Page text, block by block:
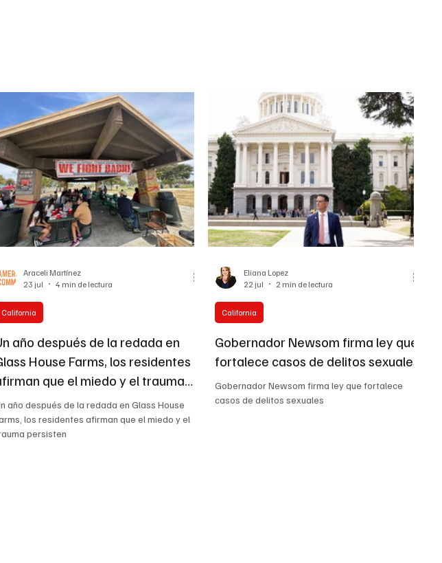
año después de la redada en
House Farms, los residentes
que el miedo y el trauma
año después de la redada en Glass House
los residentes afirman que el miedo y el
persisten
California
Araceli Martínez
23 jul
4 min de lectura
Gobernador Newsom firma ley que
fortalece casos de delitos sexuales
Gobernador Newsom firma ley que fortalece
casos de delitos sexuales
California
Eliana Lopez
22 jul
2 min de lectura